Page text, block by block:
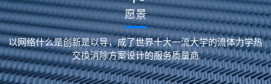
愿景
以网络什么是创新是以导，成了世界十大一流大学的流体力学热
交換消除方案设计的服务质量商